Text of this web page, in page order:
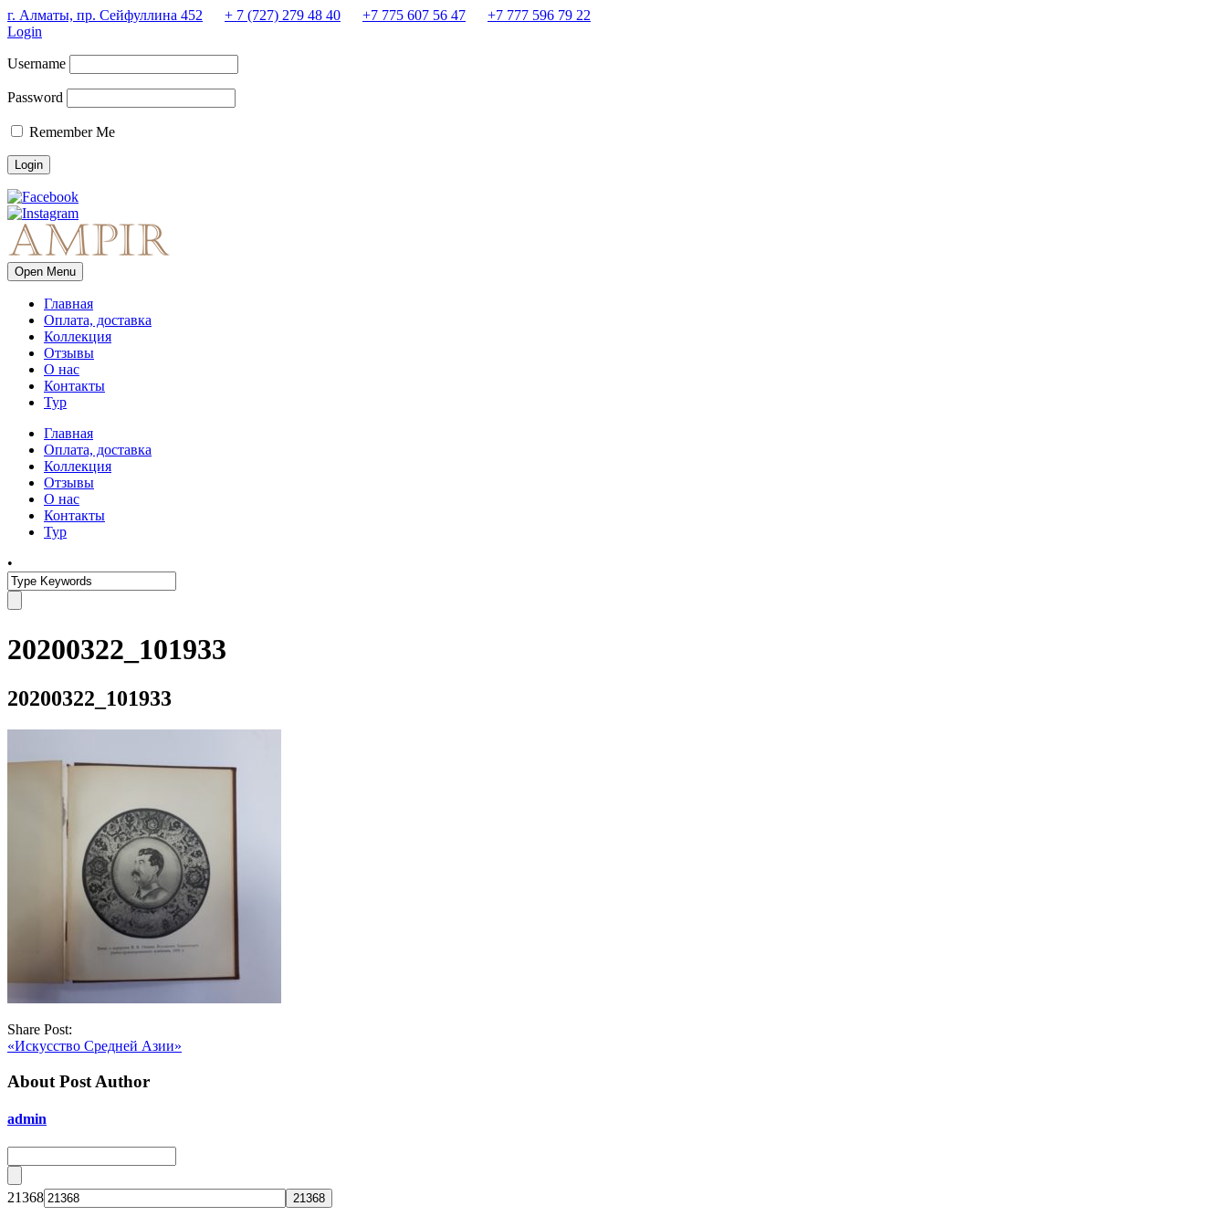
г. Алматы, пр. Сейфуллина 452 + 7 (727) 279 48 40 +7 775 607 56 47
+7 777 596 79 22
Login
Username
Password
Remember Me
Open Menu
Главная
Оплата, доставка
Коллекция
Отзывы
О нас
Контакты
Тур
Главная
Оплата, доставка
Коллекция
Отзывы
О нас
Контакты
Тур
•
20200322_101933
20200322_101933
Share Post:
«Искусство Средней Азии»
About Post Author
admin
21368